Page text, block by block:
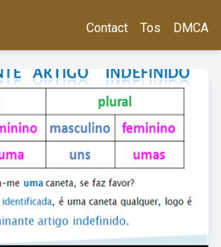
Contact Tos DMCA